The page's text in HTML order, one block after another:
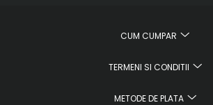
CUM CUMPAR
TERMENI SI CONDITII
METODE DE PLATA